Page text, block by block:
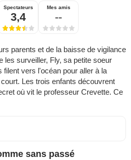
Spectateurs
3,4
Mes amis
--
parents et de la baisse de vigilance
les surveiller, Fly, sa petite soeur
filent vers l'océan pour aller à la
Les trois enfants découvrent
où vit le professeur Crevette. Ce
sans passé